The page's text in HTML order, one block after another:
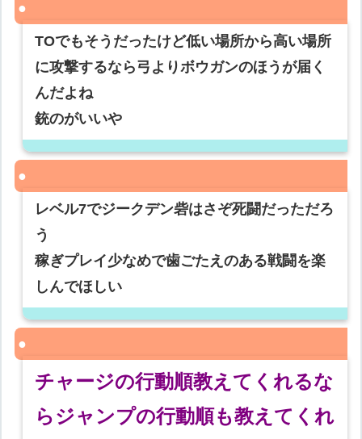
TOでもそうだったけど低い場所から高い場所
に攻撃するなら弓よりボウガンのほうが届く
んだよね
銃のがいいや
レベル7でジークデン砦はさぞ死闘だっただろ
う
稼ぎプレイ少なめで歯ごたえのある戦闘を楽
しんでほしい
チャージの行動順教えてくれるな
らジャンプの行動順も教えてくれ